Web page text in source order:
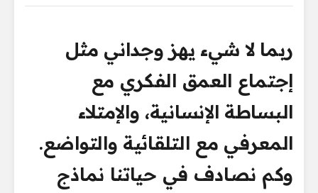
ربما لا شيء يهز وجداني مثل
إجتماع العمق الفكري مع
البساطة الإنسانية، والإمتلاء
المعرفي مع التلقائية والتواضع.
وكم نصادف في حياتنا نماذج